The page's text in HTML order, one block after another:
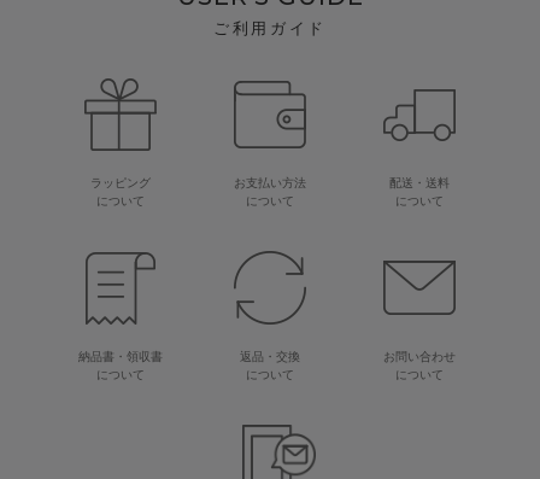
ご利用ガイド
ラッピング
について
お支払い方法
について
配送・送料
について
納品書・領収書
について
返品・交換
について
お問い合わせ
について